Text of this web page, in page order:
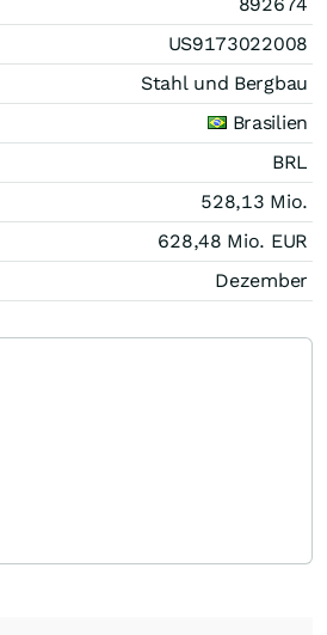
US9173022008
Stahl und Bergbau
Brasilien
BRL
528,13 Mio.
628,48 Mio. EUR
Dezember